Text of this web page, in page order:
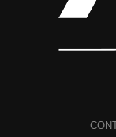
titre mélodieux
l’authenticité